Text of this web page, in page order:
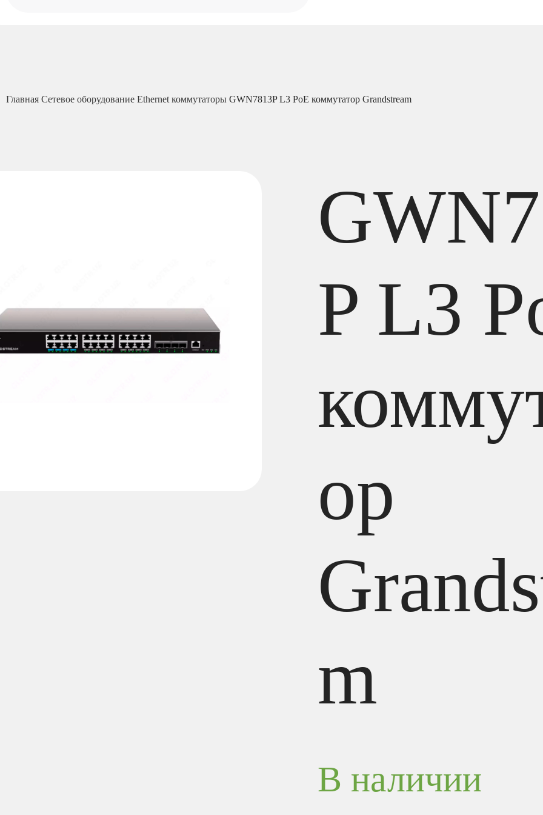
Главная Сетевое оборудование Ethernet коммутаторы GWN7813P L3 PoE коммутатор Grandstream
P L3
ор
m
В наличии